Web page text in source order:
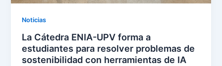
Noticias
La Cátedra ENIA-UPV forma a
estudiantes para resolver problemas de
sostenibilidad con herramientas de IA